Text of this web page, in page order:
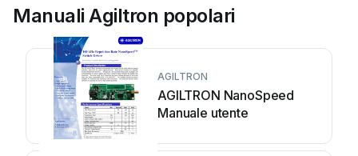
Manuali Agiltron popolari
AGILTRON
AGILTRON NanoSpeed
Manuale utente